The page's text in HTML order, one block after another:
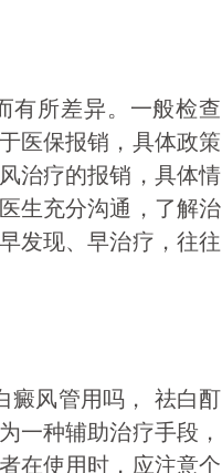
有所差异。一般检查
医保报销，具体政策
治疗的报销，具体情
生充分沟通，了解治
发现、早治疗，往往
癜风管用吗， 祛白酊
一种辅助治疗手段，
在使用时，应注意个